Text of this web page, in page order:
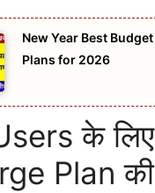
New Year Best
Plans for 2026
के लिए
Plan